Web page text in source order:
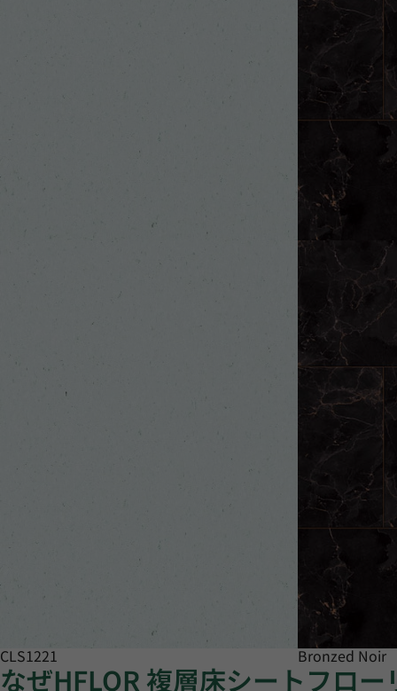
CLS1221 Bronzed Noir
なぜHFLOR 複層床シートフロ